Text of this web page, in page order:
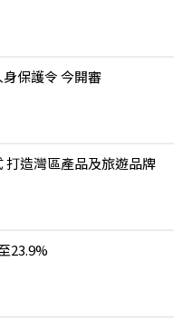
保護令 今開審
打造灣區產品及旅遊品牌
23.9%